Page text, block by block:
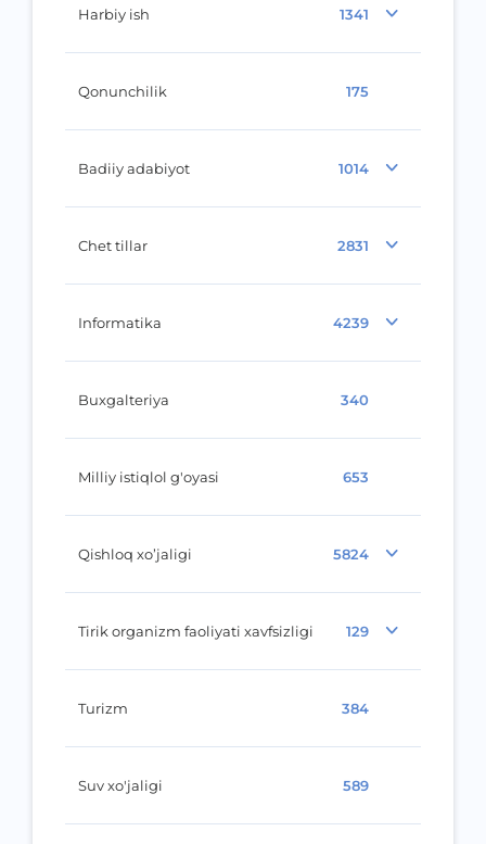
Harbiy ish 1341
Qonunchilik 175
Badiiy adabiyot 1014
Chet tillar 2831
Informatika 4239
Buxgalteriya 340
Milliy istiqlol g'oyasi 653
Qishloq xo’jaligi 5824
Tirik organizm faoliyati xavfsizligi 129
Turizm 384
Suv xo'jaligi 589